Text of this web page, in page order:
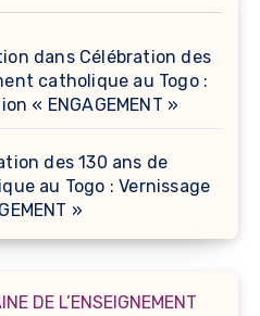
dans Célébration des
catholique au Togo :
« ENGAGEMENT »
des 130 ans de
au Togo : Vernissage
»
DE L’ENSEIGNEMENT